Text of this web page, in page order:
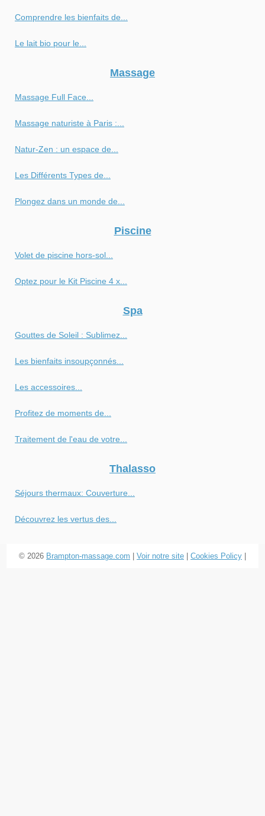
Comprendre les bienfaits de...
Le lait bio pour le...
Massage
Massage Full Face...
Massage naturiste à Paris :...
Natur-Zen : un espace de...
Les Différents Types de...
Plongez dans un monde de...
Piscine
Volet de piscine hors-sol...
Optez pour le Kit Piscine 4 x...
Spa
Gouttes de Soleil : Sublimez...
Les bienfaits insoupçonnés...
Les accessoires...
Profitez de moments de...
Traitement de l'eau de votre...
Thalasso
Séjours thermaux: Couverture...
Découvrez les vertus des...
© 2026 Brampton-massage.com Voir notre site Cookies Policy